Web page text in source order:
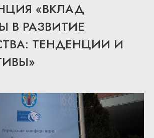
+375
77-01
«ВКЛАД
РАЗВИТИЕ
ТЕНДЕНЦИИ И